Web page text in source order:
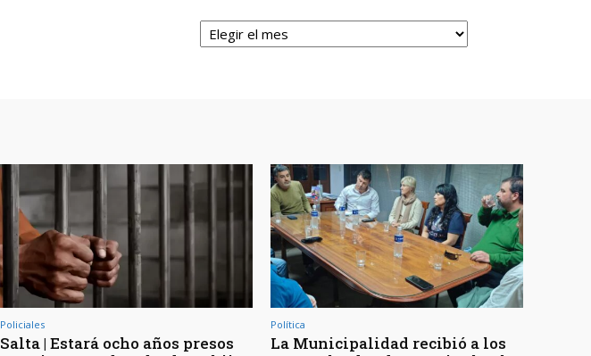
Archivos
Policiales
Salta | Estará ocho años presos
Política
La Municipalidad recibió a los